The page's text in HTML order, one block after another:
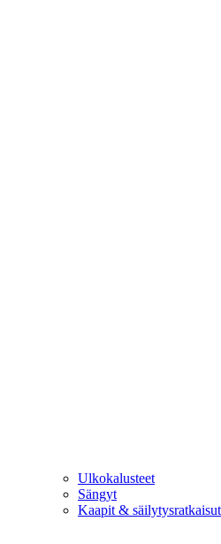
Ulkokalusteet
Sängyt
Kaapit & säilytysratkaisut